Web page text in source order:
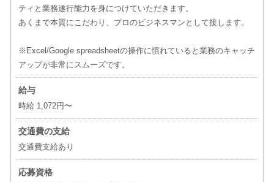
ティと業務遂行能力を身につけていただきます。
あくまで本質にこだわり、プロのビジネスマンとして接します。
※Excel/Google spreadsheetの操作に慣れていると業務のキャッチ
アップが非常にスムーズです。
給与
時給 1,072円〜
交通費の支給
交通費支給あり
応募資格